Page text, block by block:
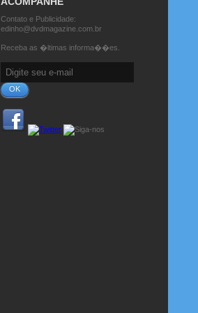
Contato e Publicidade:
edinho@dvdmagazine.com.br
Receba as �ltimas informa��es.
OK